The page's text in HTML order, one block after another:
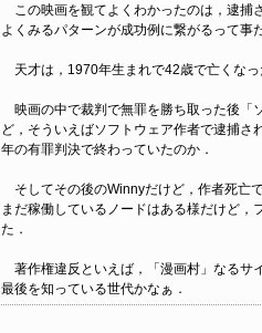
この映画を観てよくわかったのは，逮捕
よくみるパターンが成功例に繋がるって事
天才は，1970年生まれで42歳で亡くなっ
映画の中で裁判で無罪を勝ち取った後「
ど，そういえばソフトウェア作者で逮捕
年の有罪判決で終わっていたのか．
そしてその後のWinnyだけど，作者死亡
まだ稼働しているノードはある様だけど
た．
著作権違反といえば，「漫画村」なるサ
最後を知っている世代かなぁ．